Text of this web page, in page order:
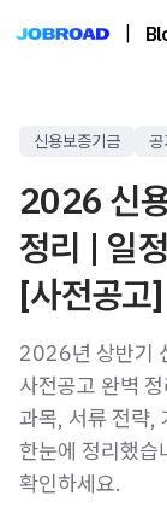
신용보증기금
2026 신
정리 | 일
[사전공고]
2026년 상반기
사전공고 완벽
과목, 서류 전략,
한눈에 정리했
확인하세요.